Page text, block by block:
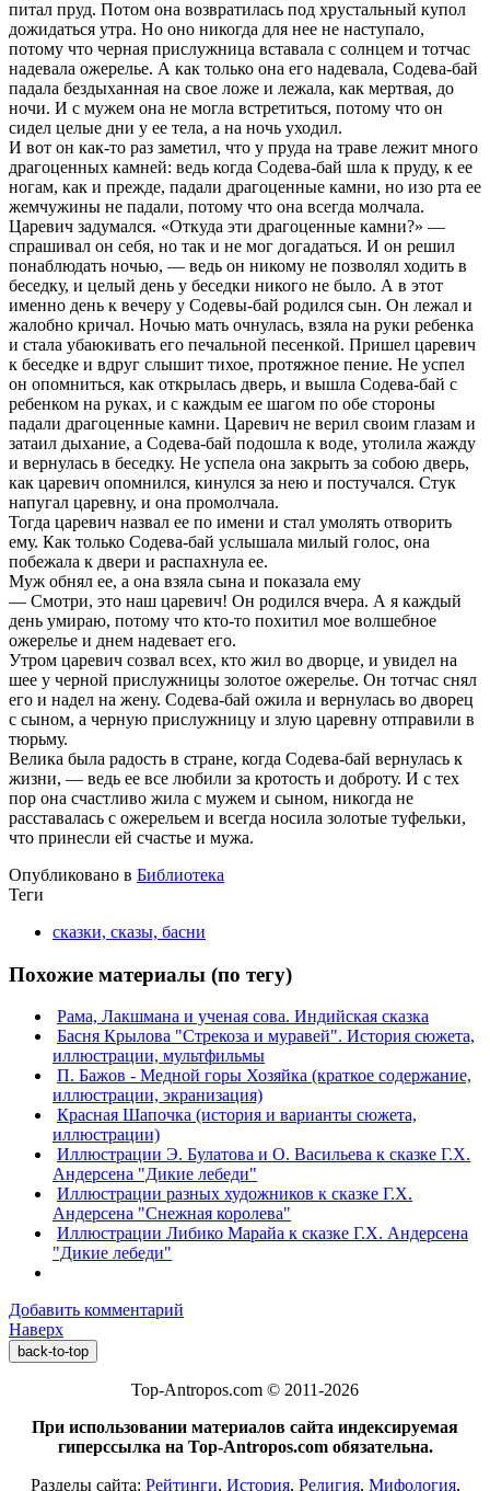
питал пруд. Потом она возвратилась под хрустальный купол
дожидаться утра. Но оно никогда для нее не наступало,
потому что черная прислужница вставала с солнцем и тотчас
надевала ожерелье. А как только она его надевала, Содева-бай
падала бездыханная на свое ложе и лежала, как мертвая, до
ночи. И с мужем она не могла встретиться, потому что он
сидел целые дни у ее тела, а на ночь уходил.
И вот он как-то раз заметил, что у пруда на траве лежит много
драгоценных камней: ведь когда Содева-бай шла к пруду, к ее
ногам, как и прежде, падали драгоценные камни, но изо рта ее
жемчужины не падали, потому что она всегда молчала.
Царевич задумался. «Откуда эти драгоценные камни?» —
спрашивал он себя, но так и не мог догадаться. И он решил
понаблюдать ночью, — ведь он никому не позволял ходить в
беседку, и целый день у беседки никого не было. А в этот
именно день к вечеру у Содевы-бай родился сын. Он лежал и
жалобно кричал. Ночью мать очнулась, взяла на руки ребенка
и стала убаюкивать его печальной песенкой. Пришел царевич
к беседке и вдруг слышит тихое, протяжное пение. Не успел
он опомниться, как открылась дверь, и вышла Содева-бай с
ребенком на руках, и с каждым ее шагом по обе стороны
падали драгоценные камни. Царевич не верил своим глазам и
затаил дыхание, а Содева-бай подошла к воде, утолила жажду
и вернулась в беседку. Не успела она закрыть за собою дверь,
как царевич опомнился, кинулся за нею и постучался. Стук
напугал царевну, и она промолчала.
Тогда царевич назвал ее по имени и стал умолять отворить
ему. Как только Содева-бай услышала милый голос, она
побежала к двери и распахнула ее.
Муж обнял ее, а она взяла сына и показала ему
— Смотри, это наш царевич! Он родился вчера. А я каждый
день умираю, потому что кто-то похитил мое волшебное
ожерелье и днем надевает его.
Утром царевич созвал всех, кто жил во дворце, и увидел на
шее у черной прислужницы золотое ожерелье. Он тотчас снял
его и надел на жену. Содева-бай ожила и вернулась во дворец
с сыном, а черную прислужницу и злую царевну отправили в
тюрьму.
Велика была радость в стране, когда Содева-бай вернулась к
жизни, — ведь ее все любили за кротость и доброту. И с тех
пор она счастливо жила с мужем и сыном, никогда не
расставалась с ожерельем и всегда носила золотые туфельки,
что принесли ей счастье и мужа.
Опубликовано в Библиотека
Теги
сказки, сказы, басни
Похожие материалы (по тегу)
Рама, Лакшмана и ученая сова. Индийская сказка
Басня Крылова "Стрекоза и муравей". История сюжета,
иллюстрации, мультфильмы
П. Бажов - Медной горы Хозяйка (краткое содержание,
иллюстрации, экранизация)
Красная Шапочка (история и варианты сюжета,
иллюстрации)
Иллюстрации Э. Булатова и О. Васильева к сказке Г.Х.
Андерсена "Дикие лебеди"
Иллюстрации разных художников к сказке Г.Х.
Андерсена "Снежная королева"
Иллюстрации Либико Марайа к сказке Г.Х. Андерсена
"Дикие лебеди"
Добавить комментарий
Наверх
back-to-top
Top-Antropos.com © 2011-2026
При использовании материалов сайта индексируемая
гиперссылка на Top-Antropos.com обязательна.
Разделы сайта: Рейтинги, История, Религия, Мифология,